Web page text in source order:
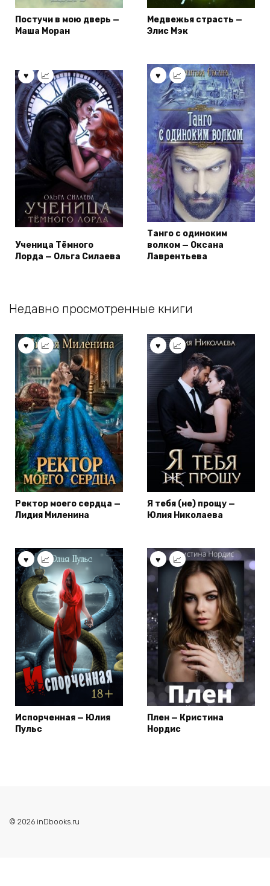
Постучи в мою дверь —
Маша Моран
Медвежья страсть —
Элис Мэк
Ученица Тёмного
Лорда — Ольга Силаева
Танго с одиноким
волком — Оксана
Лаврентьева
Недавно просмотренные книги
Ректор моего сердца —
Лидия Миленина
Я тебя (не) прощу —
Юлия Николаева
Испорченная — Юлия
Пульс
Плен — Кристина
Нордис
© 2026 inDbooks.ru